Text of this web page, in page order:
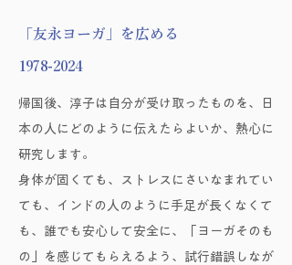
「友永ヨーガ」を広める
1978-2024
帰国後、淳子は自分が受け取ったものを、日
本の人にどのように伝えたらよいか、熱心に
研究します。
身体が固くても、ストレスにさいなまれてい
ても、インドの人のように手足が長くなくて
も、誰でも安心して安全に、「ヨーガそのも
の」を感じてもらえるよう、試行錯誤しなが